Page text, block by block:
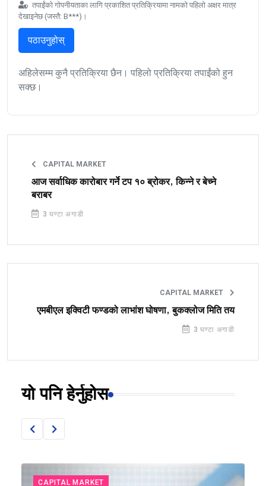
तपाईंको गोपनीयताका लागि प्रकाशित प्रतिक्रियामा नामको पहिलो अक्षर मात्र
देखाइनेछ (जस्तै: B***)।
पठाउनुहोस्
अहिलेसम्म कुनै प्रतिक्रिया छैन। पहिलो प्रतिक्रिया तपाईंको हुन
सक्छ।
CAPITAL MARKET
आज सर्वाधिक कारोबार गर्ने टप १० ब्रोकर, किन्ने र बेच्ने
बराबर
3 घण्टा अगाडी
CAPITAL MARKET
एमबीएल इक्विटी फण्डको लाभांश घोषणा, बुकक्लोज मिति तय
3 घण्टा अगाडी
यो पनि हेर्नुहोस
CAPITAL MARKET